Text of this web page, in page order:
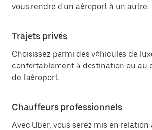
vous rendre d'un aéroport à un autre.
Trajets privés
Choisissez parmi des véhicules de
confortablement à destination ou au
de l'aéroport.
Chauffeurs professionnels
Avec Uber, vous serez mis en relation